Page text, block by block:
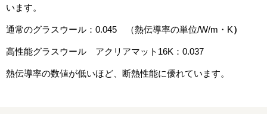
います。
通常のグラスウール：0.045 （熱伝導率の単位/W/m・K）
高性能グラスウール アクリアマット16K：0.037
熱伝導率の数値が低いほど、断熱性能に優れています。